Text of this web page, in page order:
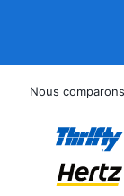
Nous